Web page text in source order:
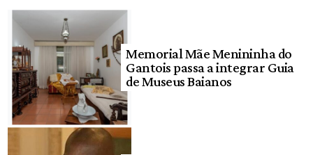
Memorial Mãe Menininha do
Gantois passa a integrar Guia
de Museus Baianos